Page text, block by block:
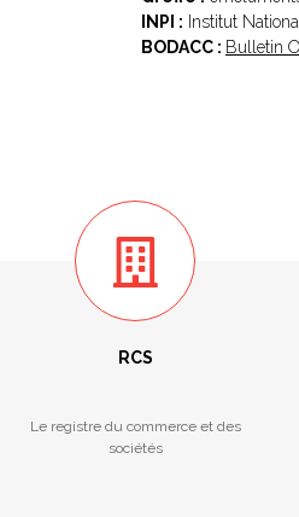
INPI : Institut
BODACC : Bulletin
RCS
Le registre du commerce et des
sociétés